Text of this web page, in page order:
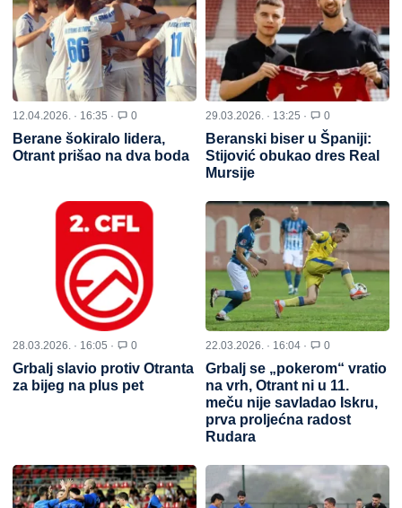
12.04.2026. · 16:35 · 0
Berane šokiralo lidera,
Otrant prišao na dva boda
29.03.2026. · 13:25 · 0
Beranski biser u Španiji:
Stijović obukao dres Real
Mursije
28.03.2026. · 16:05 · 0
Grbalj slavio protiv Otranta
za bijeg na plus pet
22.03.2026. · 16:04 · 0
Grbalj se „pokerom“ vratio
na vrh, Otrant ni u 11.
meču nije savladao Iskru,
prva proljećna radost
Rudara